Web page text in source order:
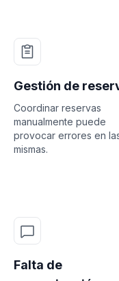
Gestión de
Coordinar reservas
manualmente puede
provocar errores en
mismas.
Falta de